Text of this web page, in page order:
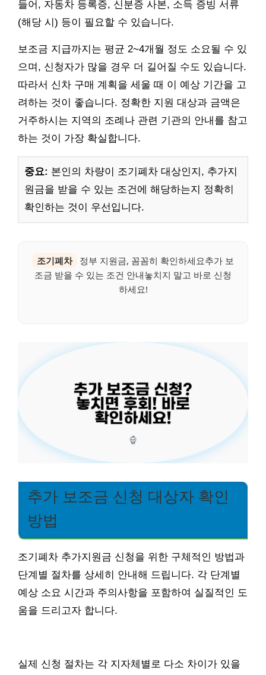
들어, 자동차 등록증, 신분증 사본, 소득 증빙 서류
(해당 시) 등이 필요할 수 있습니다.
보조금 지급까지는 평균 2~4개월 정도 소요될 수 있
으며, 신청자가 많을 경우 더 길어질 수도 있습니다.
따라서 신차 구매 계획을 세울 때 이 예상 기간을 고
려하는 것이 좋습니다. 정확한 지원 대상과 금액은
거주하시는 지역의 조례나 관련 기관의 안내를 참고
하는 것이 가장 확실합니다.
중요: 본인의 차량이 조기폐차 대상인지, 추가지
원금을 받을 수 있는 조건에 해당하는지 정확히
확인하는 것이 우선입니다.
조기폐차
정부 지원금, 꼼꼼히 확인하세요추가 보
조금 받을 수 있는 조건 안내놓치지 말고 바로 신청
하세요!
추가 보조금 신청 대상자 확인
방법
조기폐차 추가지원금 신청을 위한 구체적인 방법과
단계별 절차를 상세히 안내해 드립니다. 각 단계별
예상 소요 시간과 주의사항을 포함하여 실질적인 도
움을 드리고자 합니다.
실제 신청 절차는 각 지자체별로 다소 차이가 있을